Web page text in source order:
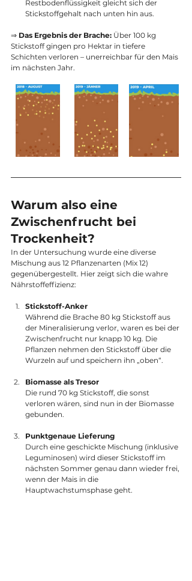
Restbodenflüssigkeit gleicht sich der
Stickstoffgehalt nach unten hin aus.
⇒ Das Ergebnis der Brache: Über 100 kg
Stickstoff gingen pro Hektar in tiefere
Schichten verloren – unerreichbar für den Mais
im nächsten Jahr.
Warum also eine
Zwischenfrucht bei
Trockenheit?
In der Untersuchung wurde eine diverse
Mischung aus 12 Pflanzenarten (Mix 12)
gegenübergestellt. Hier zeigt sich die wahre
Nährstoffeffizienz:
Stickstoff-Anker
Während die Brache 80 kg Stickstoff aus
der Mineralisierung verlor, waren es bei der
Zwischenfrucht nur knapp 10 kg. Die
Pflanzen nehmen den Stickstoff über die
Wurzeln auf und speichern ihn „oben“.
Biomasse als Tresor
Die rund 70 kg Stickstoff, die sonst
verloren wären, sind nun in der Biomasse
gebunden.
Punktgenaue Lieferung
Durch eine geschickte Mischung (inklusive
Leguminosen) wird dieser Stickstoff im
nächsten Sommer genau dann wieder frei,
wenn der Mais in die
Hauptwachstumsphase geht.